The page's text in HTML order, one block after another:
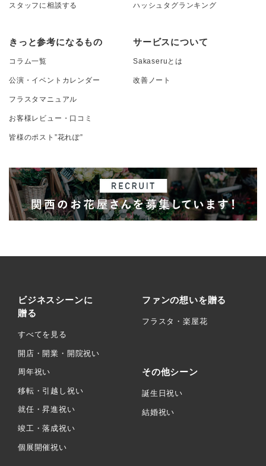
スタッフに相談する ハッシュタグランキング
きっと参考になるもの
コラム一覧
公演・イベントカレンダー
フラスタマニュアル
お客様レビュー・口コミ
皆様のポスト”花れぽ”
サービスについて
Sakaseruとは
改善ノート
ビジネスシーンに
贈る
すべてを見る
開店・開業・開院祝い
周年祝い
移転・引越し祝い
就任・昇進祝い
竣工・落成祝い
個展開催祝い
ファンの想いを贈る
フラスタ・楽屋花
その他シーン
誕生日祝い
結婚祝い